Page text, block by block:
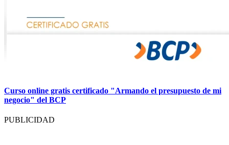
Curso online gratis certificado "Armando el presupuesto de mi
negocio" del BCP
PUBLICIDAD